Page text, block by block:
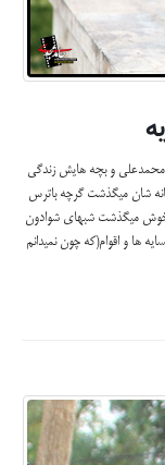
محمدعلی و بچه هایش زندگی
شان میگذشت گرچه باترس
خوش میگذشت شبهای شوادون
ها و اقوام(که چون نمیدانم